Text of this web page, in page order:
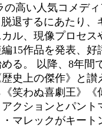
の高い人気コメデ
退するにあたり
ル、現像プロセ
15作品を発表、好
る。 以降、8年間
史上の傑作》と
笑わぬ喜劇王》
クションとパン
マレックがキー